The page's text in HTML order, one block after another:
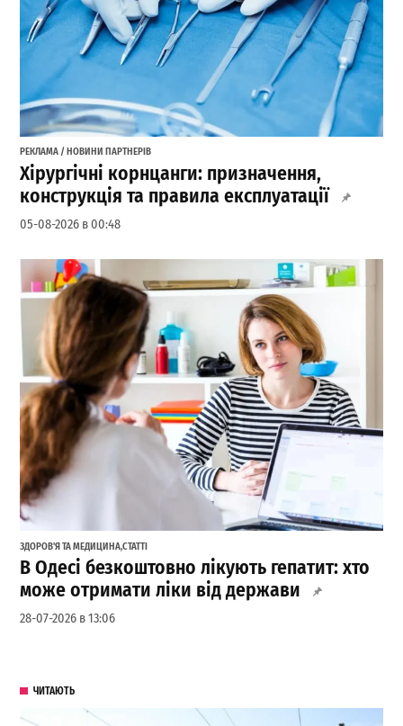
РЕКЛАМА / НОВИНИ ПАРТНЕРІВ
Хірургічні корнцанги: призначення,
конструкція та правила експлуатації
05-08-2026 в 00:48
ЗДОРОВ'Я ТА МЕДИЦИНА,СТАТТІ
В Одесі безкоштовно лікують гепатит: хто
може отримати ліки від держави
28-07-2026 в 13:06
ЧИТАЮТЬ